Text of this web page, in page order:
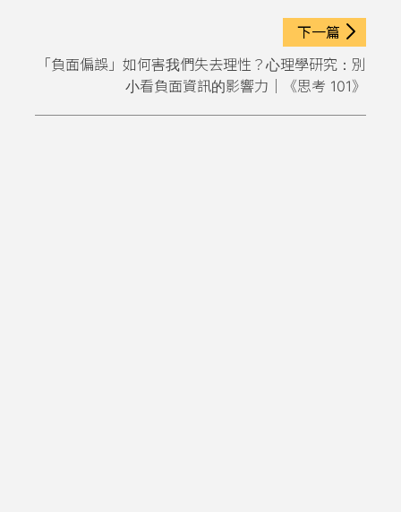
下一篇
「負面偏誤」如何害我們失去理性？心理學研究：別
小看負面資訊的影響力｜《思考 101》